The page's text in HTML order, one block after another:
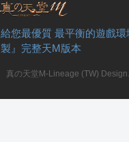
給您最優質 最平衡的遊戲
製』完整天M版本
真の天堂M-Lineage (TW)